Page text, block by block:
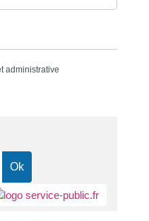
administrative